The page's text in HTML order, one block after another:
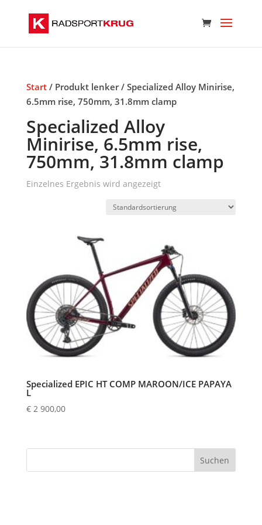
Start/ Produkt lenker / Specialized Alloy Minirise,
6.5mm rise, 750mm, 31.8mm clamp
Specialized Alloy
Minirise, 6.5mm rise,
750mm, 31.8mm clamp
Einzelnes Ergebnis wird angezeigt
Specialized EPIC HT COMP MAROON/ICE PAPAYA
L
€2 900,00
Suchen